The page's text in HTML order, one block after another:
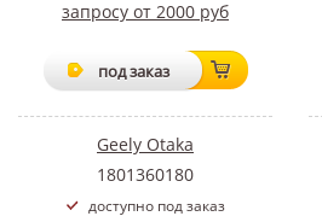
запросу от 2000 руб
под заказ
Geely Otaka
1801360180
доступно под заказ